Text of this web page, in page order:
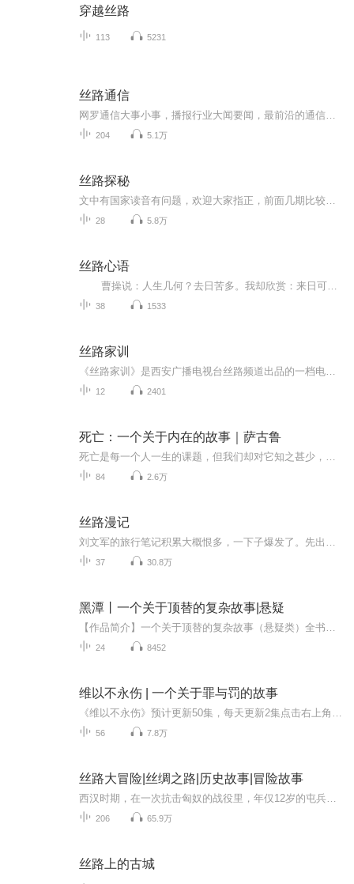
穿越丝路
113 5231
丝路通信
204 5.1万
丝路探秘
28 5.8万
丝路心语
38 1533
丝路家训
12 2401
死亡：一个关于内在的故事｜萨古鲁
84 2.6万
丝路漫记
37 30.8万
黑潭丨一个关于顶替的复杂故事|悬疑
24 8452
维以不永伤 | 一个关于罪与罚的故事
56 7.8万
丝路大冒险|丝绸之路|历史故事|冒险故事
206 65.9万
丝路上的古城